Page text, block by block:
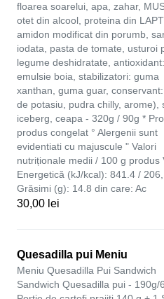
floarea soarelui, apa, zahar,
otet din alcool, proteina din
amidon modificat din porumb,
iodata, pasta de tomate, usturoi
legume deshidratate, antioxidant:
emulsie boia, stabilizatori: guma
xanthan, guma guar,
de potasiu, pudra chilly, arome),
iceberg, ceapa - 320g / 90g *
produs congelat ° Alergenii sunt
evidentiati cu majuscule " Valori
nutriționale medii / 100 g produs
Energetică (kJ/kcal): 841.4 / 206,
Grăsimi (g): 14.8 din care: Ac
30,00 lei
Quesadilla pui Meniu
Meniu Quesadilla Pui Sandwich
Sandwich Quesadilla pui - 190g/